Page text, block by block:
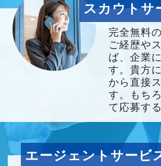
スカウトサ
完全無料
ご経歴や
ば、企業
す。貴方
から直接
す。もち
て応募す
エージェントサービ